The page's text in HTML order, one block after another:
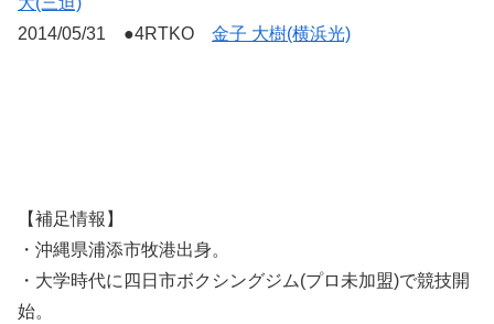
2014/05/31 ●4RTKO 金子 大樹(横浜光)
【補足情報】
・沖縄県浦添市牧港出身。
・大学時代に四日市ボクシングジム(プロ未加盟)で競技開
始。